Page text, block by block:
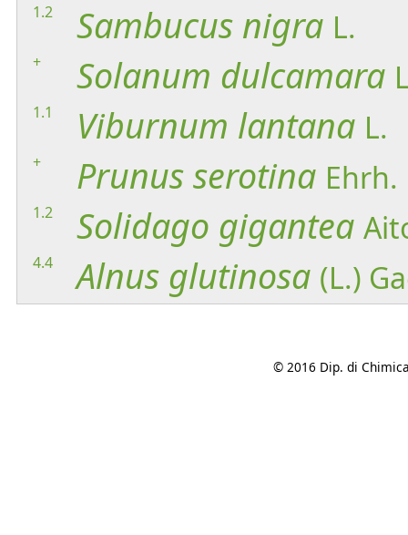
1.2 Sambucus nigra L.
+ Solanum dulcamara
1.1 Viburnum lantana L.
+ Prunusserotina Ehrh.
1.2 Solidago gigantea
4.4 Alnus glutinosa (L.)
© 2016 Dip. di